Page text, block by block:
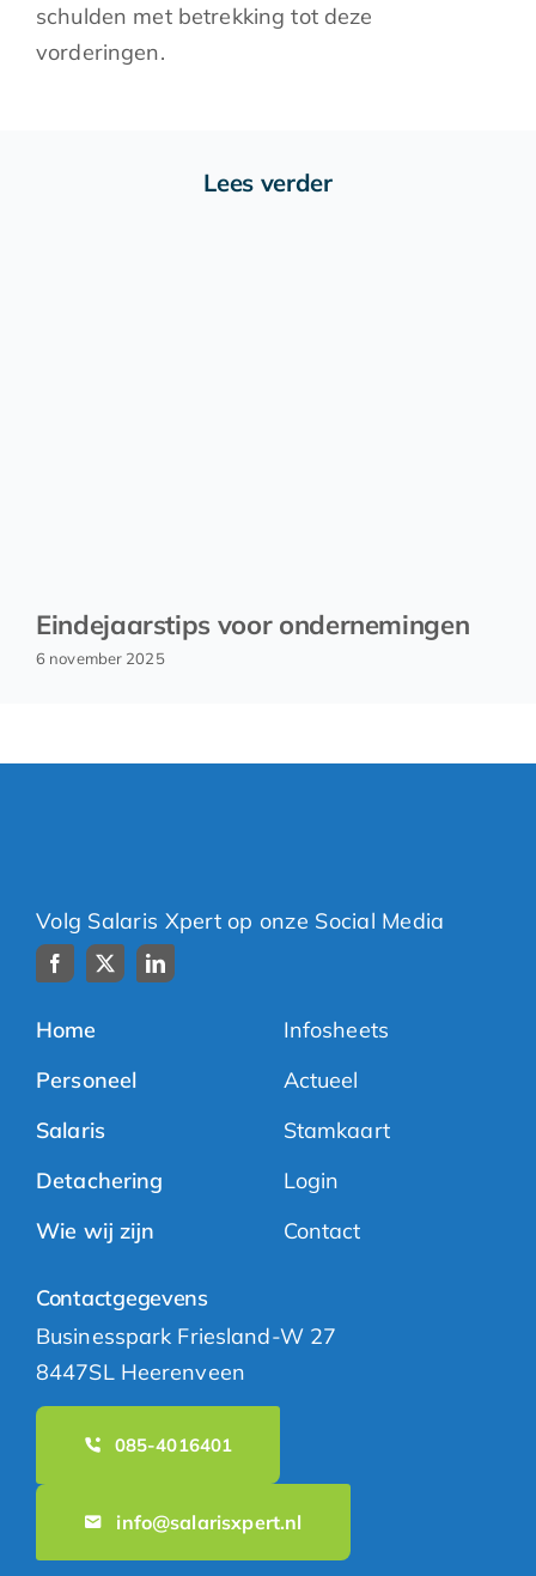
schulden met betrekking tot deze
vorderingen.
Lees verder
Eindejaarstips voor ondernemingen
6 november 2025
Volg Salaris Xpert op onze Social Media
Home
Personeel
Salaris
Detachering
Wie wij zijn
Infosheets
Actueel
Stamkaart
Login
Contact
Contactgegevens
Businesspark Friesland-W 27
8447SL Heerenveen
085-4016401
info@salarisxpert.nl